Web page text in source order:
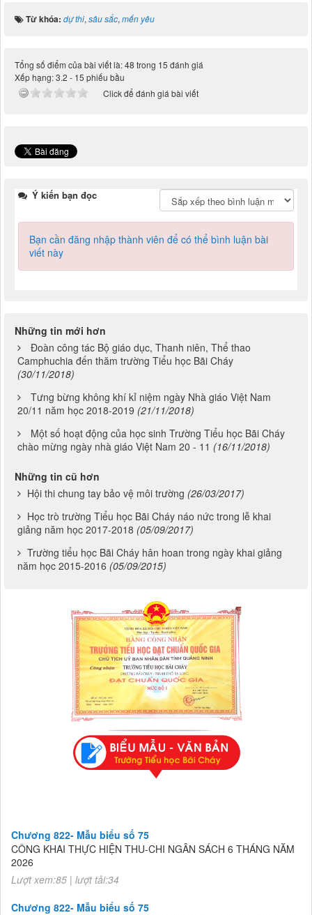
Từ khóa: dự thi, sâu sắc, mến yêu
Tổng số điểm của bài viết là: 48 trong 15 đánh giá
Xếp hạng:3.2 - 15 phiếu bầu
Click để đánh giá bài viết
Ý kiến bạn đọc
Bạn cần đăng nhập thành viên để có thể bình luận bài
viết này
Những tin mới hơn
Đoàn công tác Bộ giáo dục, Thanh niên, Thể thao
Camphuchia đến thăm trường Tiểu học Bãi Cháy
(30/11/2018)
Tưng bừng không khí kỉ niệm ngày Nhà giáo Việt Nam
20/11 năm học 2018-2019 (21/11/2018)
Một số hoạt động của học sinh Trường Tiểu học Bãi Cháy
chào mừng ngày nhà giáo Việt Nam 20 - 11 (16/11/2018)
Những tin cũ hơn
Hội thi chung tay bảo vệ môi trường (26/03/2017)
Học trò trường Tiểu học Bãi Cháy náo nức trong lễ khai
giảng năm học 2017-2018 (05/09/2017)
Trường tiểu học Bãi Cháy hân hoan trong ngày khai giảng
năm học 2015-2016 (05/09/2015)
Chương 822- Mẫu biểu số 75
CÔNG KHAI THỰC HIỆN THU-CHI NGÂN SÁCH 6 THÁNG NĂM
2026
Lượt xem:85 | lượt tải:34
Chương 822- Mẫu biểu số 75